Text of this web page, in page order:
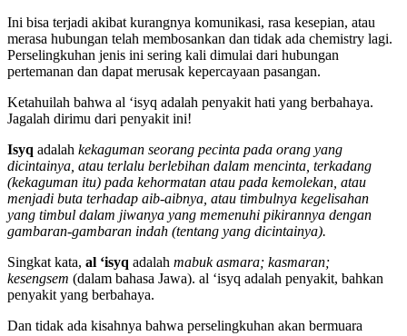
Ini bisa terjadi akibat kurangnya komunikasi, rasa kesepian, atau
merasa hubungan telah membosankan dan tidak ada chemistry lagi.
Perselingkuhan jenis ini sering kali dimulai dari hubungan
pertemanan dan dapat merusak kepercayaan pasangan.
Ketahuilah bahwa al ‘isyq adalah penyakit hati yang berbahaya.
Jagalah dirimu dari penyakit ini!
Isyq adalah kekaguman seorang pecinta pada orang yang
dicintainya, atau terlalu berlebihan dalam mencinta, terkadang
(kekaguman itu) pada kehormatan atau pada kemolekan, atau
menjadi buta terhadap aib-aibnya, atau timbulnya kegelisahan
yang timbul dalam jiwanya yang memenuhi pikirannya dengan
gambaran-gambaran indah (tentang yang dicintainya).
Singkat kata, al ‘isyq adalah mabuk asmara; kasmaran;
kesengsem (dalam bahasa Jawa). al ‘isyq adalah penyakit, bahkan
penyakit yang berbahaya.
Dan tidak ada kisahnya bahwa perselingkuhan akan bermuara